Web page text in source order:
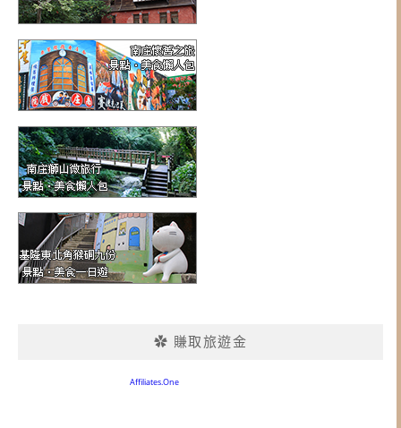
✿ 賺取旅遊金